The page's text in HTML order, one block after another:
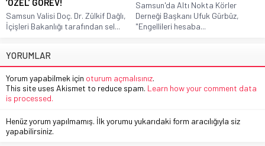
‘ÖZEL’ GÖREV!
Samsun Valisi Doç. Dr. Zülkif Dağlı,
İçişleri Bakanlığı tarafından sel...
Samsun'da Altı Nokta Körler
Derneği Başkanı Ufuk Gürbüz,
"Engellileri hesaba...
YORUMLAR
Yorum yapabilmek için oturum açmalısınız.
This site uses Akismet to reduce spam. Learn how your comment data
is processed.
Henüz yorum yapılmamış. İlk yorumu yukarıdaki form aracılığıyla siz
yapabilirsiniz.